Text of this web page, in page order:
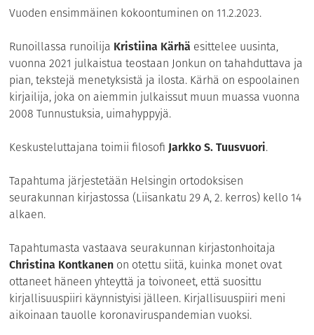
Vuoden ensimmäinen kokoontuminen on 11.2.2023.
Runoillassa runoilija Kristiina Kärhä esittelee uusinta,
vuonna 2021 julkaistua teostaan Jonkun on tahahduttava ja
pian, tekstejä menetyksistä ja ilosta. Kärhä on espoolainen
kirjailija, joka on aiemmin julkaissut muun muassa vuonna
2008 Tunnustuksia, uimahyppyjä.
Keskusteluttajana toimii filosofiJarkko S. Tuusvuori.
Tapahtuma järjestetään Helsingin ortodoksisen
seurakunnan kirjastossa (Liisankatu 29 A, 2. kerros) kello 14
alkaen.
Tapahtumasta vastaava seurakunnan kirjastonhoitaja
Christina Kontkanen on otettu siitä, kuinka monet ovat
ottaneet häneen yhteyttä ja toivoneet, että suosittu
kirjallisuuspiiri käynnistyisi jälleen. Kirjallisuuspiiri meni
aikoinaan tauolle koronaviruspandemian vuoksi.